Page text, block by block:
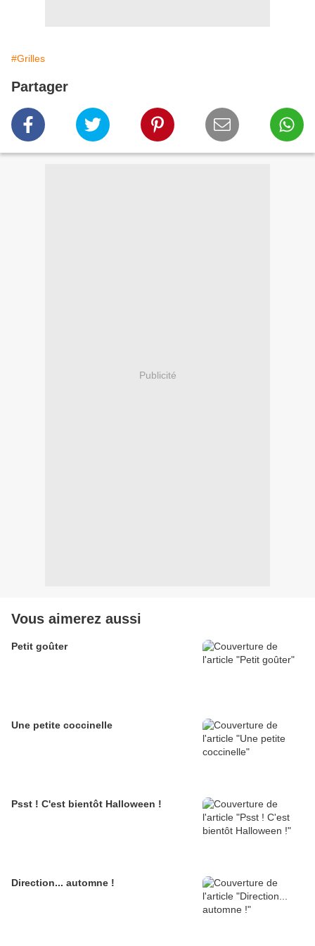
#Grilles
Partager
Publicité
Vous aimerez aussi
Petit goûter
Une petite coccinelle
Psst ! C'est bientôt Halloween !
Direction... automne !